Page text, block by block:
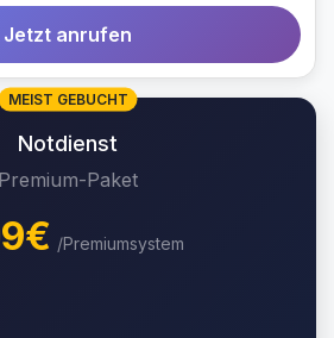
Jetzt anrufen
MEIST GEBUCHT
Notdienst
Premium-Paket
/Premiumsystem